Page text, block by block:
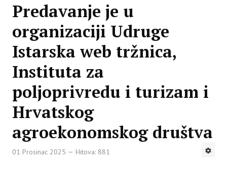
Predavanje je u
organizaciji Udruge
Istarska web tržnica,
Instituta za
poljoprivredu i turizam i
Hrvatskog
agroekonomskog društva
01 Prosinac 2025 Hitova: 881